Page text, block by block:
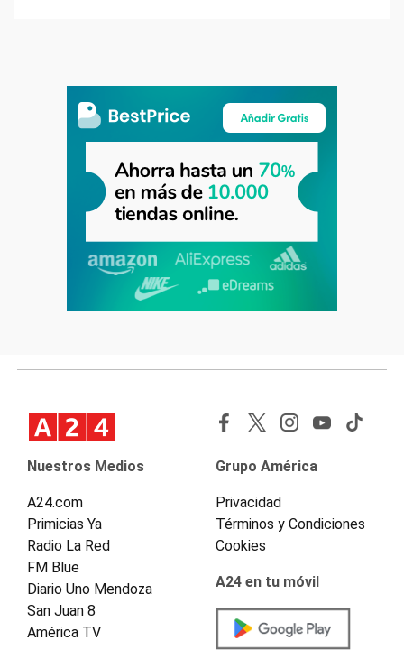
Nuestros Medios
A24.com
Primicias Ya
Radio La Red
FM Blue
Diario Uno Mendoza
San Juan 8
América TV
Grupo América
Privacidad
Términos y Condiciones
Cookies
A24 en tu móvil